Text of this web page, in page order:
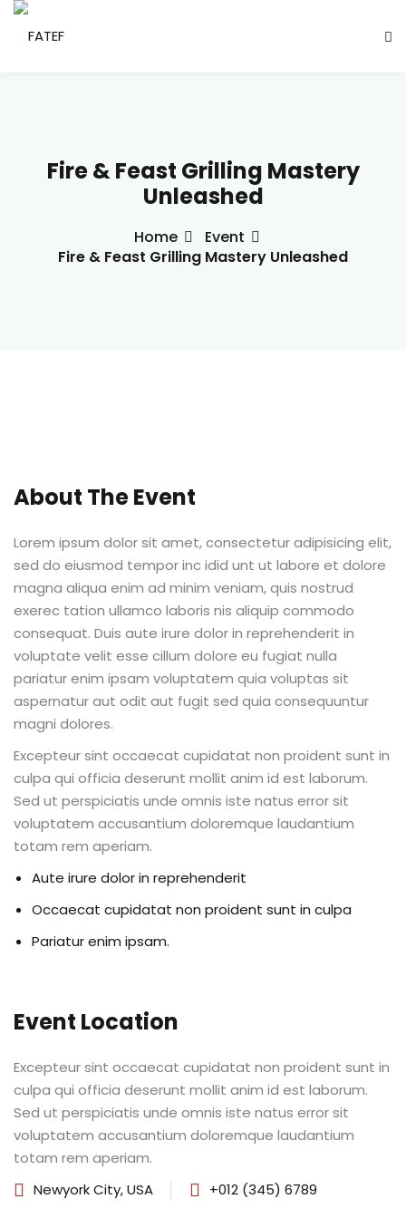
Social
(EAD)
Produção
de Avaliação
| Sophia
de Curso
Fire & Feast Grilling Mastery
Unleashed
Home
Event
Fire & Feast Grilling Mastery Unleashed
About The Event
Lorem ipsum dolor sit amet, consectetur adipisicing elit,
sed do eiusmod tempor inc idid unt ut labore et dolore
magna aliqua enim ad minim veniam, quis nostrud
exerec tation ullamco laboris nis aliquip commodo
consequat. Duis aute irure dolor in reprehenderit in
voluptate velit esse cillum dolore eu fugiat nulla
pariatur enim ipsam voluptatem quia voluptas sit
aspernatur aut odit aut fugit sed quia consequuntur
magni dolores.
Excepteur sint occaecat cupidatat non proident sunt in
culpa qui officia deserunt mollit anim id est laborum.
Sed ut perspiciatis unde omnis iste natus error sit
voluptatem accusantium doloremque laudantium
totam rem aperiam.
Aute irure dolor in reprehenderit
Occaecat cupidatat non proident sunt in culpa
Pariatur enim ipsam.
Event Location
Excepteur sint occaecat cupidatat non proident sunt in
culpa qui officia deserunt mollit anim id est laborum.
Sed ut perspiciatis unde omnis iste natus error sit
voluptatem accusantium doloremque laudantium
totam rem aperiam.
Newyork City, USA
+012 (345) 6789